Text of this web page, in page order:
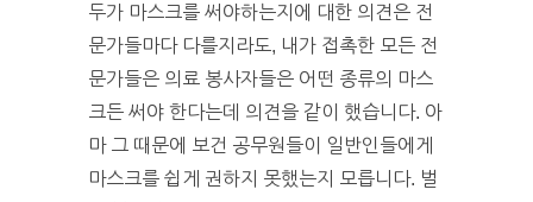
두가 마스크를 써야하는지에 대한 의견은 전
문가들마다 다를지라도, 내가 접촉한 모든 전
문가들은 의료 봉사자들은 어떤 종류의 마스
크든 써야 한다는데 의견을 같이 했습니다. 아
마 그 때문에 보건 공무원들이 일반인들에게
마스크를 쉽게 권하지 못했는지 모릅니다. 벌